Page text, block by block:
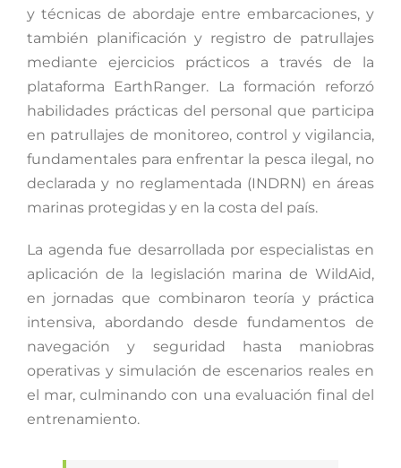
y técnicas de abordaje entre embarcaciones, y
también planificación y registro de patrullajes
mediante ejercicios prácticos a través de la
plataforma EarthRanger. La formación reforzó
habilidades prácticas del personal que participa
en patrullajes de monitoreo, control y vigilancia,
fundamentales para enfrentar la pesca ilegal, no
declarada y no reglamentada (INDRN) en áreas
marinas protegidas y en la costa del país.
La agenda fue desarrollada por especialistas en
aplicación de la legislación marina de WildAid,
en jornadas que combinaron teoría y práctica
intensiva, abordando desde fundamentos de
navegación y seguridad hasta maniobras
operativas y simulación de escenarios reales en
el mar, culminando con una evaluación final del
entrenamiento.